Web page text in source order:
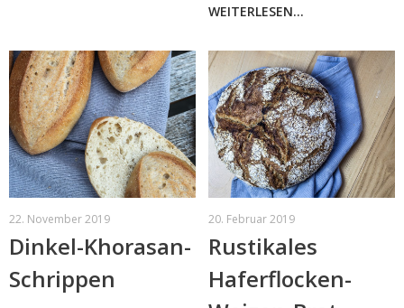
WEITERLESEN...
22. November 2019
Dinkel-Khorasan-
Schrippen
20. Februar 2019
Rustikales
Haferflocken-